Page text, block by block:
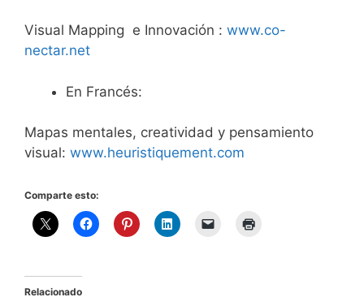
Visual Mapping e Innovación : www.co-
nectar.net
En Francés:
Mapas mentales, creatividad y pensamiento
visual: www.heuristiquement.com
Comparte esto:
Relacionado